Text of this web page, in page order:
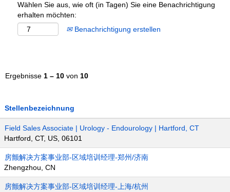
Wählen Sie aus, wie oft (in Tagen) Sie eine Benachrichtigung
erhalten möchten:
Benachrichtigung erstellen
Ergebnisse 1 – 10 von 10
Stellenbezeichnung
Field Sales Associate | Urology - Endourology | Hartford, CT
Hartford, CT, US, 06101
房颤解决方案事业部-区域培训经理-郑州/济南
Zhengzhou, CN
房颤解决方案事业部-区域培训经理-上海/杭州